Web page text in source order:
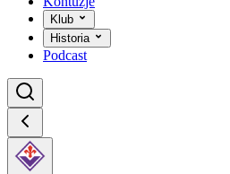
Klub
Historia
Podcast